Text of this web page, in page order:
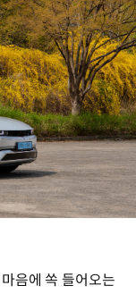
음에 쏙 들어오는